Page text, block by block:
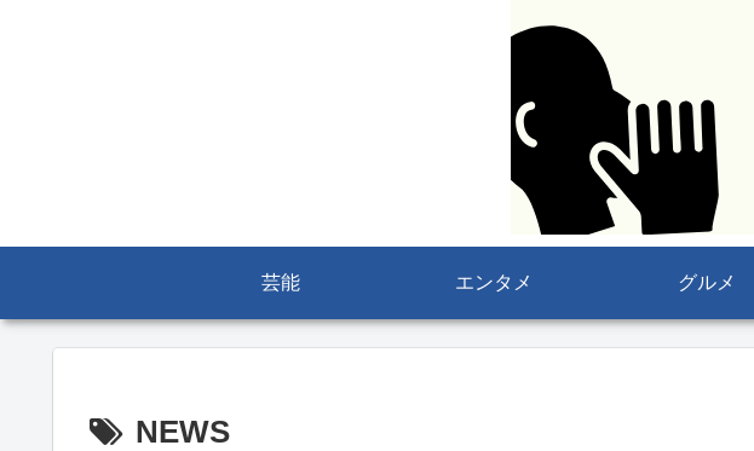
芸能 エンタメ グルメ
NEWS